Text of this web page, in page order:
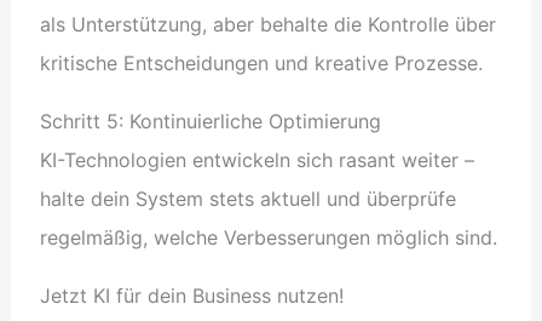
als Unterstützung, aber behalte die Kontrolle über
kritische Entscheidungen und kreative Prozesse.
Schritt 5: Kontinuierliche Optimierung
KI-Technologien entwickeln sich rasant weiter –
halte dein System stets aktuell und überprüfe
regelmäßig, welche Verbesserungen möglich sind.
Jetzt KI für dein Business nutzen!